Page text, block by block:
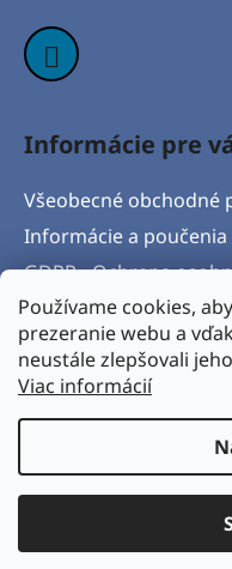
Používame cookies,
prezeranie webu a
neustále zlepšovali
Viac informácií
Informácie pre
Všeobecné obchodné
Informácie a
GDPR - Ochrana
Formulár na
Postup pri vytknutí
protokol
Vytvoril
vyhradené.